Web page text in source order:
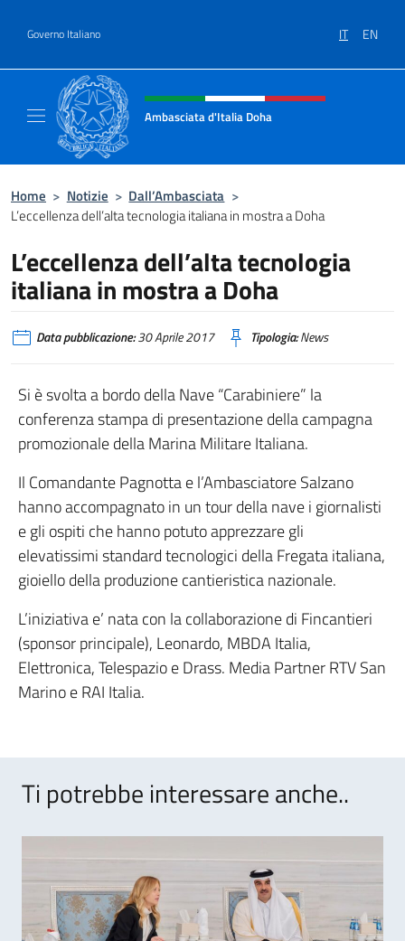
Governo Italiano IT EN
Intestazione sito, social e menù
Ambasciata d'Italia Doha
Home > Notizie > Dall’Ambasciata >
L’eccellenza dell’alta tecnologia italiana in mostra a Doha
L’eccellenza dell’alta tecnologia
italiana in mostra a Doha
Data pubblicazione:30 Aprile 2017 Tipologia:News
Si è svolta a bordo della Nave “Carabiniere” la
conferenza stampa di presentazione della campagna
promozionale della Marina Militare Italiana.
Il Comandante Pagnotta e l’Ambasciatore Salzano
hanno accompagnato in un tour della nave i giornalisti
e gli ospiti che hanno potuto apprezzare gli
elevatissimi standard tecnologici della Fregata italiana,
gioiello della produzione cantieristica nazionale.
L’iniziativa e’ nata con la collaborazione di Fincantieri
(sponsor principale), Leonardo, MBDA Italia,
Elettronica, Telespazio e Drass. Media Partner RTV San
Marino e RAI Italia.
Ti potrebbe interessare anche..